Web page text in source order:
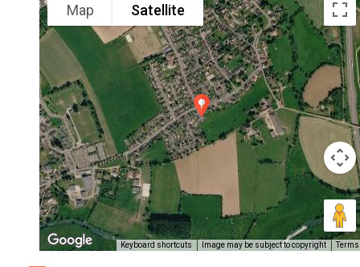
Map Satellite
Keyboard shortcuts Image may be subject to copyright Terms